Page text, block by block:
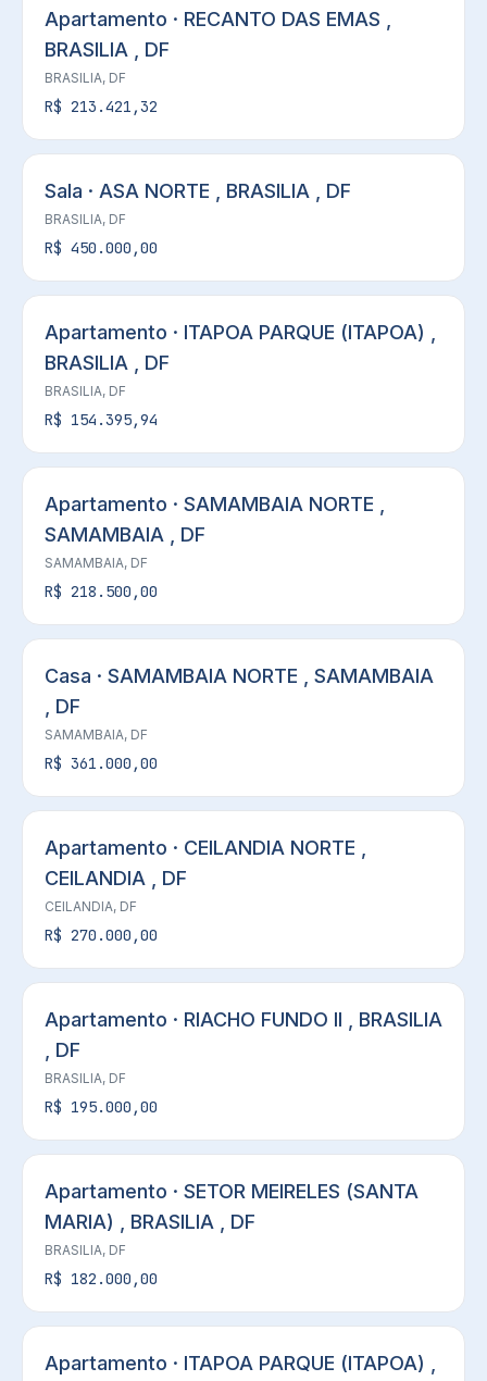
Apartamento · RECANTO DAS EMAS ,
BRASILIA , DF
BRASILIA, DF
R$ 213.421,32
Sala · ASA NORTE , BRASILIA , DF
BRASILIA, DF
R$ 450.000,00
Apartamento · ITAPOA PARQUE (ITAPOA) ,
BRASILIA , DF
BRASILIA, DF
R$ 154.395,94
Apartamento · SAMAMBAIA NORTE ,
SAMAMBAIA , DF
SAMAMBAIA, DF
R$ 218.500,00
Casa · SAMAMBAIA NORTE , SAMAMBAIA
, DF
SAMAMBAIA, DF
R$ 361.000,00
Apartamento · CEILANDIA NORTE ,
CEILANDIA , DF
CEILANDIA, DF
R$ 270.000,00
Apartamento · RIACHO FUNDO II , BRASILIA
, DF
BRASILIA, DF
R$ 195.000,00
Apartamento · SETOR MEIRELES (SANTA
MARIA) , BRASILIA , DF
BRASILIA, DF
R$ 182.000,00
Apartamento · ITAPOA PARQUE (ITAPOA) ,